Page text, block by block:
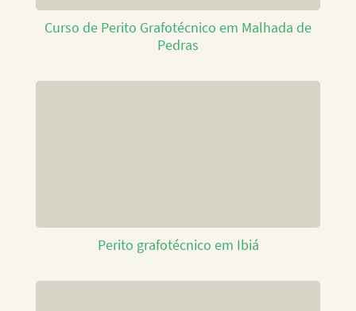
Curso de Perito Grafotécnico em Malhada de
Pedras
Perito grafotécnico em Ibiá